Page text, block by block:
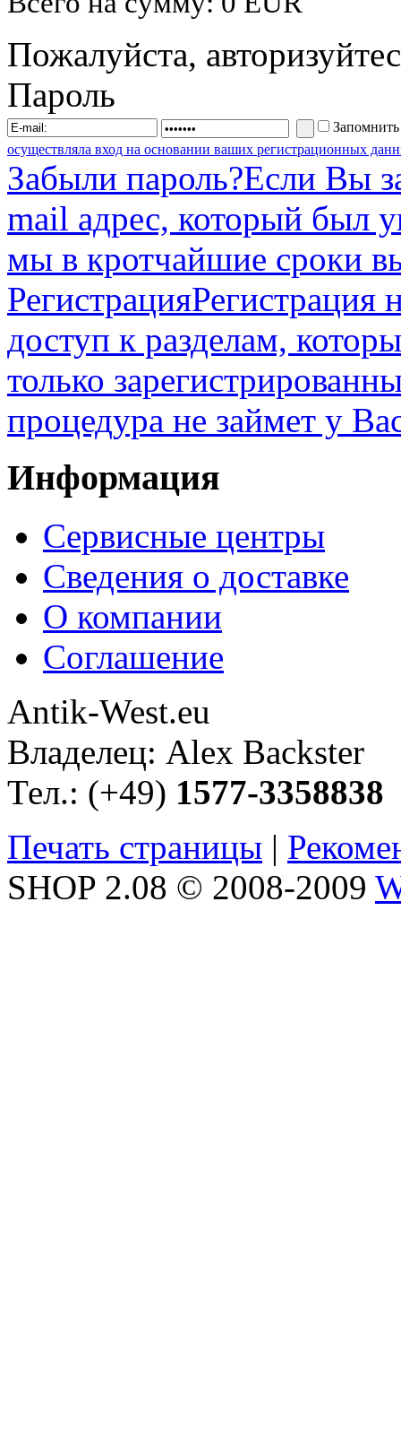
Пожалуйста,
Пароль
осуществляла вход на основании ваших регистрационных
Забыли пароль?Если Вы
mail адрес, который был
мы в кротчайшие сроки
РегистрацияРегистрация
доступ к разделам,
только
процедура не займет у
Информация
Сервисные центры
Сведения о доставке
О компании
Соглашение
Antik-West.eu
Владелец: Alex Backster
Тел.: (+49) 1577-3358838
Печать страницы |
SHOP 2.08 © 2008-2009